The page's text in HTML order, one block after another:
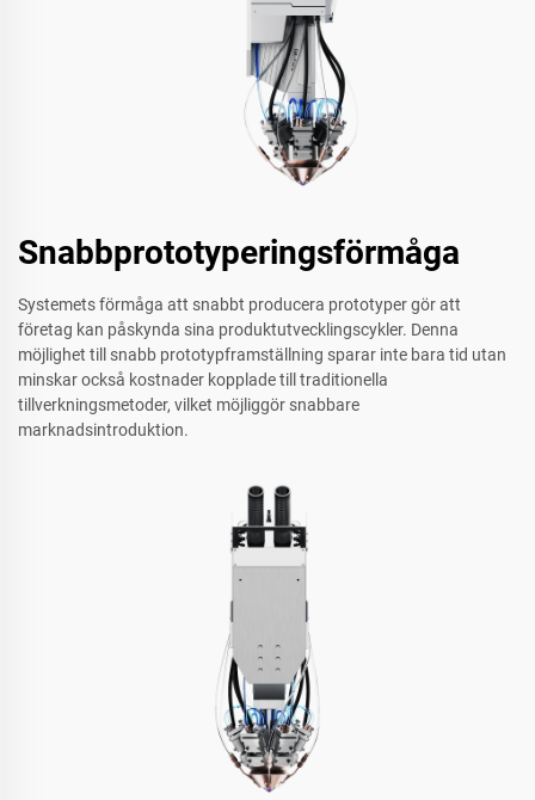
Snabbprototyperingsförmåga
Systemets förmåga att snabbt producera prototyper gör att
företag kan påskynda sina produktutvecklingscykler. Denna
möjlighet till snabb prototypframställning sparar inte bara tid utan
minskar också kostnader kopplade till traditionella
tillverkningsmetoder, vilket möjliggör snabbare
marknadsintroduktion.